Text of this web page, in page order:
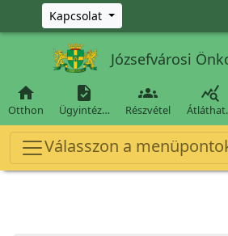
Ugrás a fő tartalomra
Kapcsolat
Józsefvárosi

Otthon

Ügyintéz…

Részvétel

Válasszon a